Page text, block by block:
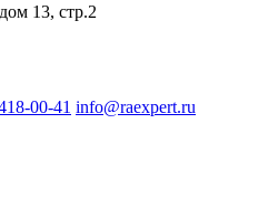
13, стр.2
00-41 info@raexpert.ru